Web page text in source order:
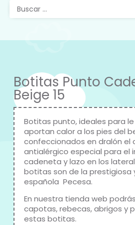
Botitas Punto
Beige 15
Botitas punto, ideales para
aportan calor a los pies del
confeccionados en dralón el
antialérgico especial para el
cadeneta y lazo en los
botitas son de la prestigiosa
española Pecesa.
En nuestra tienda web
capotas, rebecas, abrigos y
estas botitas.